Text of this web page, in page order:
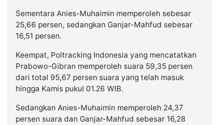
Sementara Anies-Muhaimin memperoleh sebesar
25,66 persen, sedangkan Ganjar-Mahfud sebesar
16,51 persen.
Keempat, Poltracking Indonesia yang mencatatkan
Prabowo-Gibran memperoleh suara 59,35 persen
dari total 95,67 persen suara yang telah masuk
hingga Kamis pukul 01.26 WIB.
Sedangkan Anies-Muhaimin memperoleh 24,37
persen suara dan Ganjar-Mahfud sebesar 16,28